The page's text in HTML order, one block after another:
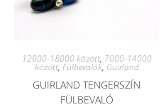
12000-18000 között, 7000-14000
között, Fülbevalók, Guirland
GUIRLAND TENGERSZÍN
FÜLBEVALÓ